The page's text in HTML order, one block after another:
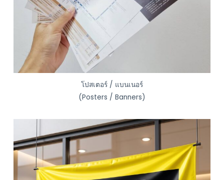
โปสเตอร์ / แบนเนอร์
(Posters / Banners)